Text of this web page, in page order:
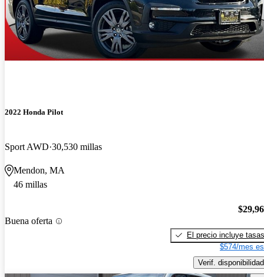
2022 Honda Pilot
Sport AWD 30,530 millas
Mendon, MA
46 millas
Buena oferta
El precio incluye tasas
$574/mes
Verif. disponibilidad